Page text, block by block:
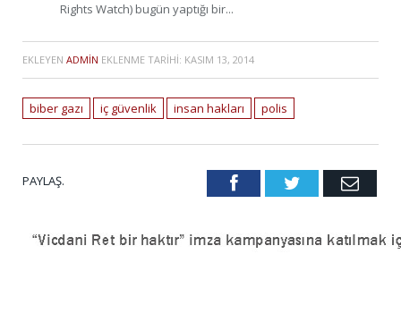
Rights Watch) bugün yaptığı bir...
EKLEYEN ADMIN EKLENME TARIHI: KASIM 13, 2014
biber gazı iç güvenlik insan hakları polis
PAYLAŞ. FacebookTwitter Email